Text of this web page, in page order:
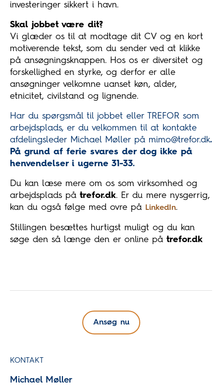
investeringer sikkert i havn.
Skal jobbet være dit?
Vi glæder os til at modtage dit CV og en kort
motiverende tekst, som du sender ved at klikke
på ansøgningsknappen. Hos os er diversitet og
forskellighed en styrke, og derfor er alle
ansøgninger velkomne uanset køn, alder,
etnicitet, civilstand og lignende.
Har du spørgsmål til jobbet eller TREFOR som
arbejdsplads, er du velkommen til at kontakte
afdelingsleder Michael Møller på mimo@trefor.dk.
På grund af ferie svares der dog ikke på
henvendelser i ugerne 31-33.
Du kan læse mere om os som virksomhed og
arbejdsplads på trefor.dk. Er du mere nysgerrig,
kan du også følge med ovre på
LinkedIn.
Stillingen besættes hurtigst muligt og du kan
søge den så længe den er online på trefor.dk
Ansøg nu
KONTAKT
Michael Møller